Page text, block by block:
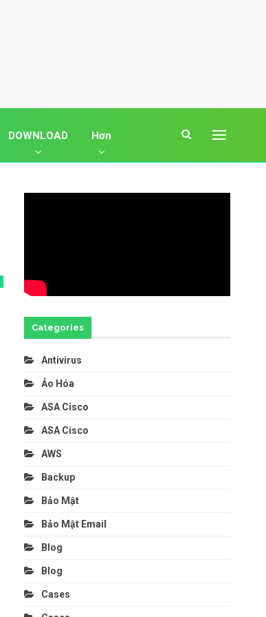
DOWNLOAD Hơn
Categories
Antivirus
Ảo Hóa
ASA Cisco
ASA Cisco
AWS
Backup
Bảo Mật
Bảo Mật Email
Blog
Blog
Cases